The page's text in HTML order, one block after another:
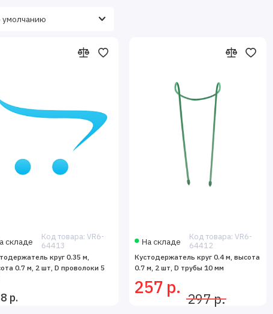
складе
Код товара: VR6-
64413
круг 0.35 м,
0.7 м, 2 шт, D проволоки 5
р.
На складе
Код товара: VR6-
64412
Кустодержатель круг 0.4 м, высота
0.7 м, 2 шт, D трубы 10 мм
257 р.
297 р.